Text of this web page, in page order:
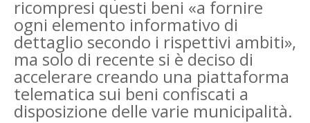
ricompresi questi beni «a fornire
ogni elemento informativo di
dettaglio secondo i rispettivi ambiti»,
ma solo di recente si è deciso di
accelerare creando una piattaforma
telematica sui beni confiscati a
disposizione delle varie municipalità.